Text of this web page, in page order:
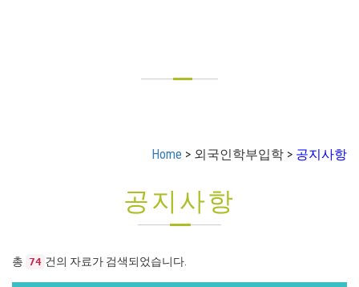
Home > 외국인학부입학 > 공지사항
공지사항
총 74 건의 자료가 검색되었습니다.